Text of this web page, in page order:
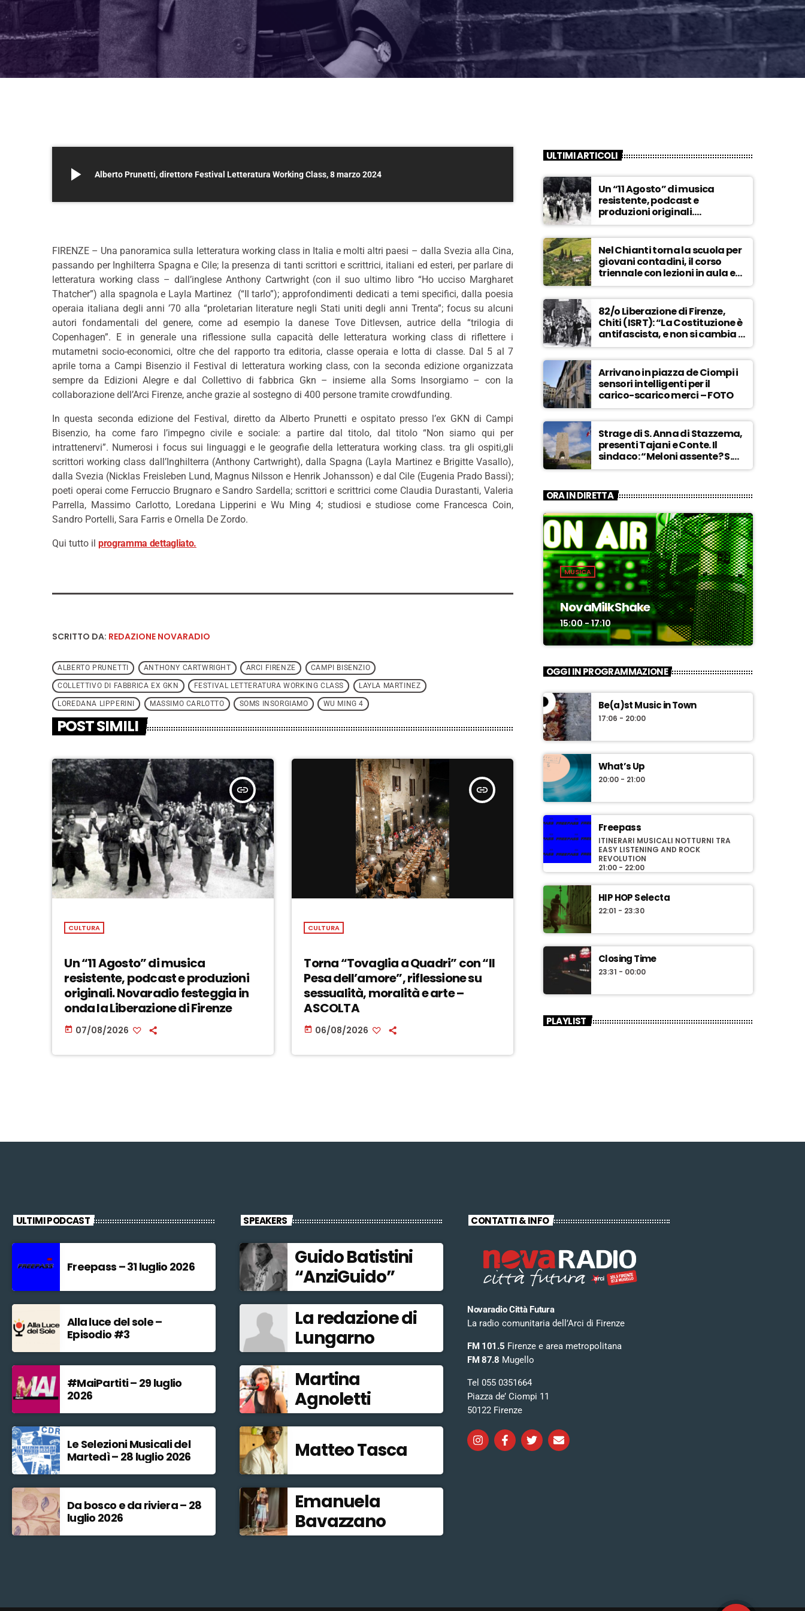
play_arrow Alberto Prunetti, direttore Festival Letteratura Working Class, 8 marzo 2024
FIRENZE – Una panoramica sulla letteratura working class in Italia e molti altri paesi – dalla Svezia alla Cina,
passando per Inghilterra Spagna e Cile; la presenza di tanti scrittori e scrittrici, italiani ed esteri, per parlare di
letteratura working class – dall’inglese Anthony Cartwright (con il suo ultimo libro “Ho ucciso Margharet
Thatcher”) alla spagnola e Layla Martinez (“Il tarlo”); approfondimenti dedicati a temi specifici, dalla poesia
operaia italiana degli anni ’70 alla “proletarian literature negli Stati uniti degli anni Trenta”; focus su alcuni
autori fondamentali del genere, come ad esempio la danese Tove Ditlevsen, autrice della “trilogia di
Copenhagen”. E in generale una riflessione sulla capacità delle letteratura working class di riflettere i
mutametni socio-economici, oltre che del rapporto tra editoria, classe operaia e lotta di classe. Dal 5 al 7
aprile torna a Campi Bisenzio il Festival di letteratura working class, con la seconda edizione organizzata
sempre da Edizioni Alegre e dal Collettivo di fabbrica Gkn – insieme alla Soms Insorgiamo – con la
collaborazione dell’Arci Firenze, anche grazie al sostegno di 400 persone tramite crowdfunding.
In questa seconda edizione del Festival, diretto da Alberto Prunetti e ospitato presso l’ex GKN di Campi
Bisenzio, ha come faro l’impegno civile e sociale: a partire dal titolo, dal titolo “Non siamo qui per
intrattenervi”. Numerosi i focus sui linguaggi e le geografie della letteratura working class. tra gli ospiti,gli
scrittori working class dall’Inghilterra (Anthony Cartwright), dalla Spagna (Layla Martinez e Brigitte Vasallo),
dalla Svezia (Nicklas Freisleben Lund, Magnus Nilsson e Henrik Johansson) e dal Cile (Eugenia Prado Bassi);
poeti operai come Ferruccio Brugnaro e Sandro Sardella; scrittori e scrittrici come Claudia Durastanti, Valeria
Parrella, Massimo Carlotto, Loredana Lipperini e Wu Ming 4; studiosi e studiose come Francesca Coin,
Sandro Portelli, Sara Farris e Ornella De Zordo.
Qui tutto il programma dettagliato.
SCRITTO DA: REDAZIONE NOVARADIO
ALBERTO PRUNETTI ANTHONY CARTWRIGHT ARCI FIRENZE CAMPI BISENZIO
COLLETTIVO DI FABBRICA EX GKN FESTIVAL LETTERATURA WORKING CLASS LAYLA MARTINEZ
LOREDANA LIPPERINI MASSIMO CARLOTTO SOMS INSORGIAMO WU MING 4
POST SIMILI
insert_link
CULTURA
Un “11 Agosto” di musica
resistente, podcast e produzioni
originali. Novaradio festeggia in
onda la Liberazione di Firenze
today 07/08/2026
insert_link
CULTURA
Torna “Tovaglia a Quadri” con “Il
Pesa dell’amore”, riflessione su
sessualità, moralità e arte –
ASCOLTA
today 06/08/2026
ULTIMI ARTICOLI
Un “11 Agosto” di musica
resistente, podcast e
produzioni originali.
Novaradio festeggia in onda
la Liberazione di Firenze
Nel Chianti torna la scuola per
giovani contadini, il corso
triennale con lezioni in aula e
tra i campi – ASCOLTA
82/o Liberazione di Firenze,
Chiti (ISRT): “La Costituzione è
antifascista, e non si cambia a
maggioranza” – ASCOLTA
Arrivano in piazza de Ciompi i
sensori intelligenti per il
carico-scarico merci – FOTO
Strage di S. Anna di Stazzema,
presenti Tajani e Conte. Il
sindaco: “Meloni assente? S.
Anna aperta tutto l’anno…” –
ORA IN DIRETTA
MUSICA
NovaMilkShake
15:00 - 17:10
OGGI IN PROGRAMMAZIONE
Be(a)st Music in Town
17:06 - 20:00
What’s Up
20:00 - 21:00
Freepass
ITINERARI MUSICALI NOTTURNI TRA
EASY LISTENING AND ROCK
REVOLUTION
21:00 - 22:00
HIP HOP Selecta
22:01 - 23:30
Closing Time
23:31 - 00:00
PLAYLIST
ULTIMI PODCAST
Freepass – 31 luglio 2026
Alla luce del sole –
Episodio #3
#MaiPartiti – 29 luglio
2026
Le Selezioni Musicali del
Martedì – 28 luglio 2026
Da bosco e da riviera – 28
luglio 2026
SPEAKERS
Guido Batistini
“AnziGuido”
La redazione di
Lungarno
Martina
Agnoletti
Matteo Tasca
Emanuela
Bavazzano
CONTATTI & INFO
Novaradio Città Futura
La radio comunitaria dell’Arci di Firenze
FM 101.5 Firenze e area metropolitana
FM 87.8 Mugello
Tel 055 0351664
Piazza de’ Ciompi 11
50122 Firenze